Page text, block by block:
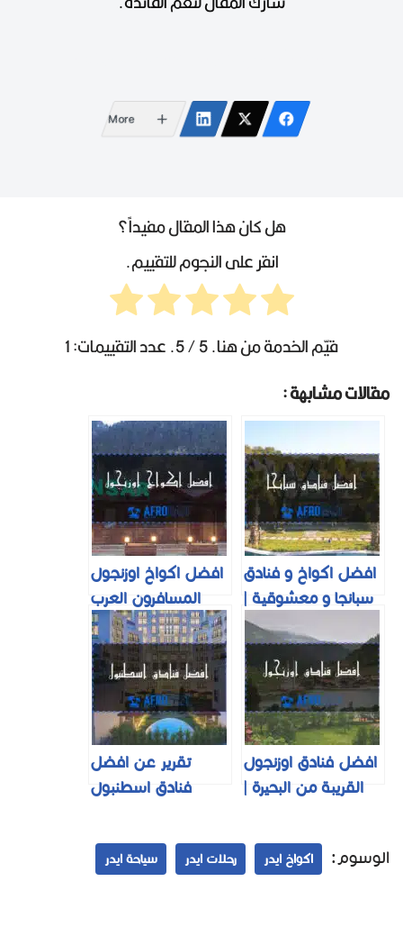
More
هل كان هذا المقال مفيداً؟
انقر على النجوم للتقييم.
قيّم الخدمة من هنا.5/ 5. عدد التقييمات:
1
مقالات مشابهة :
افضل اكواخ و فنادق
سبانجا و معشوقية |
شرح تفصيلي| لعام
2025
افضل اكواخ اوزنجول
المسافرون العرب
بأرخص سعر لعام
2025
افضل فنادق اوزنجول
القريبة من البحيرة |
تقرير عن افضل
فنادق اسطنبول
الوسوم:
اكواخ ايدر رحلات ايدر سياحة ايدر